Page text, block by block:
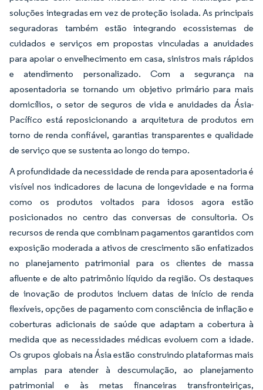
soluções integradas em vez de proteção isolada. As principais
seguradoras também estão integrando ecossistemas de
cuidados e serviços em propostas vinculadas a anuidades
para apoiar o envelhecimento em casa, sinistros mais rápidos
e atendimento personalizado. Com a segurança na
aposentadoria se tornando um objetivo primário para mais
domicílios, o setor de seguros de vida e anuidades da Ásia-
Pacífico está reposicionando a arquitetura de produtos em
torno de renda confiável, garantias transparentes e qualidade
de serviço que se sustenta ao longo do tempo.
A profundidade da necessidade de renda para aposentadoria é
visível nos indicadores de lacuna de longevidade e na forma
como os produtos voltados para idosos agora estão
posicionados no centro das conversas de consultoria. Os
recursos de renda que combinam pagamentos garantidos com
exposição moderada a ativos de crescimento são enfatizados
no planejamento patrimonial para os clientes de massa
afluente e de alto patrimônio líquido da região. Os destaques
de inovação de produtos incluem datas de início de renda
flexíveis, opções de pagamento com consciência de inflação e
coberturas adicionais de saúde que adaptam a cobertura à
medida que as necessidades médicas evoluem com a idade.
Os grupos globais na Ásia estão construindo plataformas mais
amplas para atender à descumulação, ao planejamento
patrimonial e às metas financeiras transfronteiriças,